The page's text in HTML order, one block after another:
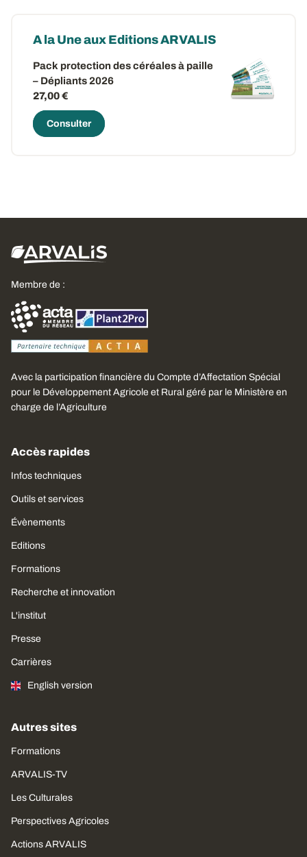
A la Une aux Editions ARVALIS
Pack protection des céréales à paille
– Dépliants 2026
27,00 €
Consulter
Membre de :
Avec la participation financière du Compte d’Affectation Spécial
pour le Développement Agricole et Rural géré par le Ministère en
charge de l’Agriculture
Accès rapides
Infos techniques
Outils et services
Évènements
Editions
Formations
Recherche et innovation
L'institut
Presse
Carrières
English version
Autres sites
Formations
ARVALIS-TV
Les Culturales
Perspectives Agricoles
Actions ARVALIS